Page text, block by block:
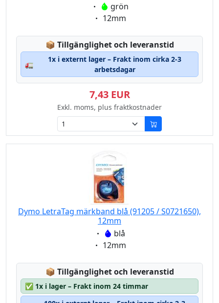
Eigenschaft:
grön
Eigenschaft:
12mm
📦 Lagerstatus:
Tillgänglighet och leveranstid
🚛
1x i externt lager – Frakt inom cirka 2-3
arbetsdagar
7,43 EUR
Exkl. moms, plus fraktkostnader
Dymo LetraTag märkband blå (91205 / S0721650),
12mm
Eigenschaft:
blå
Eigenschaft:
12mm
📦 Lagerstatus:
Tillgänglighet och leveranstid
✅ 1x i lager – Frakt inom 24 timmar